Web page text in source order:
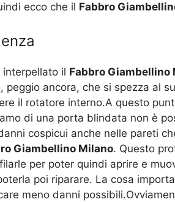
ecco che il Fabbro
il Fabbro Giambellino
ancora, che si spezza al
il rotatore interno.A questo
di una porta blindata non è
cospicui anche nelle pareti
Giambellino Milano. Questo
per poter quindi aprire e
poi riparare. La cosa
meno danni